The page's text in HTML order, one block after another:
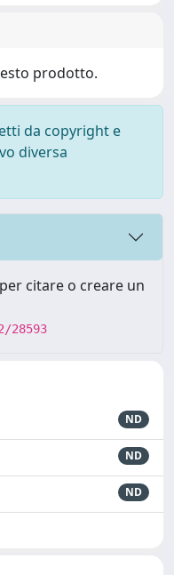
prodotto.
da copyright e
diversa
citare o creare un
28593
ND
ND
ND